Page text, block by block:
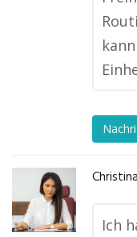
Christina
Ich